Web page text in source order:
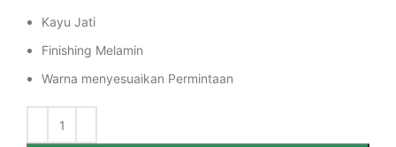
Kayu Jati
Finishing Melamin
Warna menyesuaikan Permintaan